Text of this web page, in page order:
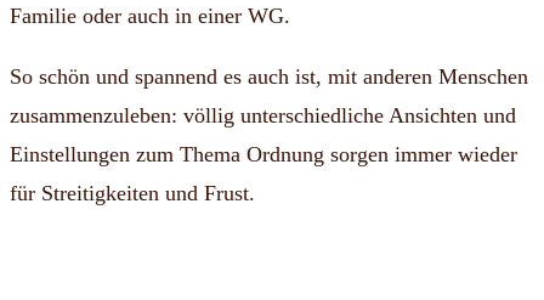
Familie oder auch in einer WG.
So schön und spannend es auch ist, mit anderen Menschen
zusammenzuleben: völlig unterschiedliche Ansichten und
Einstellungen zum Thema Ordnung sorgen immer wieder
für Streitigkeiten und Frust.